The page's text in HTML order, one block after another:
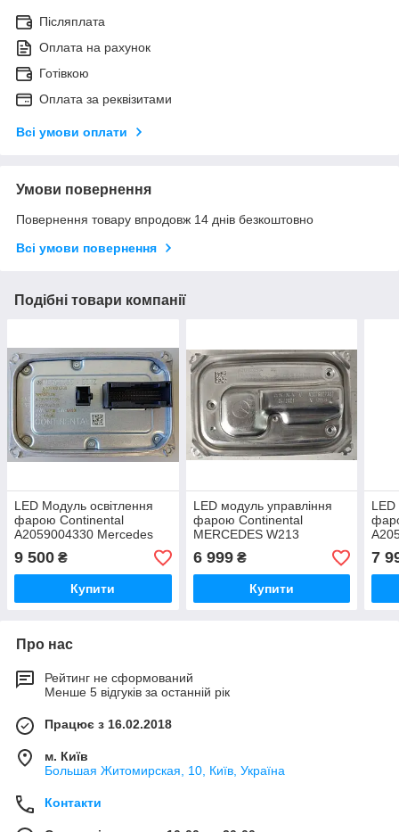
Післяплата
Оплата на рахунок
Готівкою
Оплата за реквізитами
Всі умови оплати
Умови повернення
Повернення товару впродовж 14 днів безкоштовно
Всі умови повернення
Подібні товари компанії
LED Модуль освітлення
фарою Continental
A2059004330 Mercedes
W222 W205 13-18
9 500 ₴
Купити
LED модуль управління
фарою Continental
MERCEDES W213
A2139002534
6 999₴
Купити
LED
7
Про нас
Рейтинг не сформований
Менше 5 відгуків за останній рік
Працює з 16.02.2018
м. Київ
Большая Житомирская, 10, Київ, Україна
Контакти